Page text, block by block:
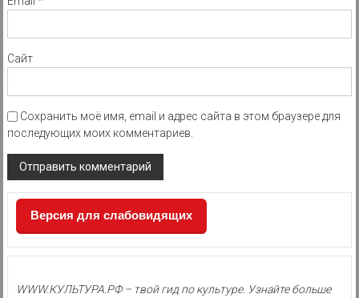
Сайт
Сохранить моё имя, email и адрес сайта в этом браузере для
последующих моих комментариев.
Версия для слабовидящих
WWW.КУЛЬТУРА.РФ – твой гид по культуре. Узнайте больше